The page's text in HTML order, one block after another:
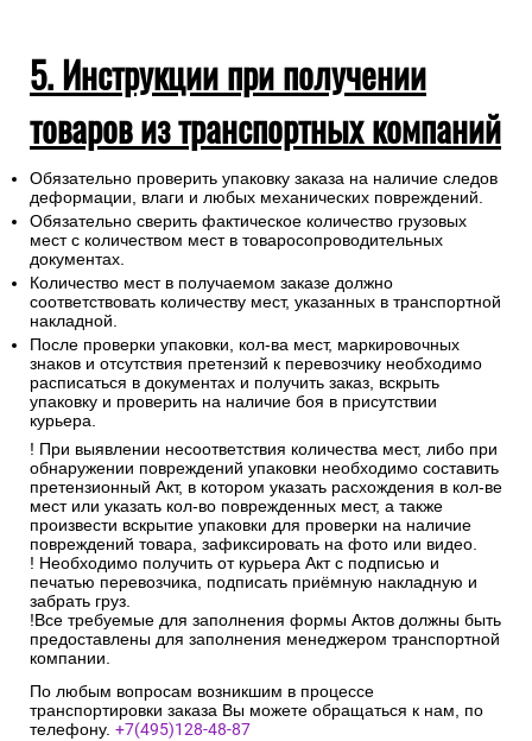
5. Инструкции при получении
товаров из транспортных компаний
Обязательно проверить упаковку заказа на наличие следов
деформации, влаги и любых механических повреждений.
Обязательно сверить фактическое количество грузовых
мест с количеством мест в товаросопроводительных
документах.
Количество мест в получаемом заказе должно
соответствовать количеству мест, указанных в транспортной
накладной.
После проверки упаковки, кол-ва мест, маркировочных
знаков и отсутствия претензий к перевозчику необходимо
расписаться в документах и получить заказ, вскрыть
упаковку и проверить на наличие боя в присутствии
курьера.
! При выявлении несоответствия количества мест, либо при
обнаружении повреждений упаковки необходимо составить
претензионный Акт, в котором указать расхождения в кол-ве
мест или указать кол-во поврежденных мест, а также
произвести вскрытие упаковки для проверки на наличие
повреждений товара, зафиксировать на фото или видео.
! Необходимо получить от курьера Акт с подписью и
печатью перевозчика, подписать приёмную накладную и
забрать груз.
!Все требуемые для заполнения формы Актов должны быть
предоставлены для заполнения менеджером транспортной
компании.
По любым вопросам возникшим в процессе
транспортировки заказа Вы можете обращаться к нам, по
телефону. +7(495)128-48-87